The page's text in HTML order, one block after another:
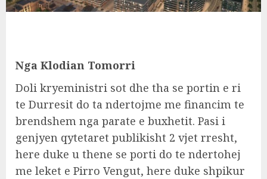
Nga Klodian Tomorri
Doli kryeministri sot dhe tha se portin e ri
te Durresit do ta ndertojme me financim te
brendshem nga parate e buxhetit. Pasi i
genjyen qytetaret publikisht 2 vjet rresht,
here duke u thene se porti do te ndertohej
me leket e Pirro Vengut, here duke shpikur